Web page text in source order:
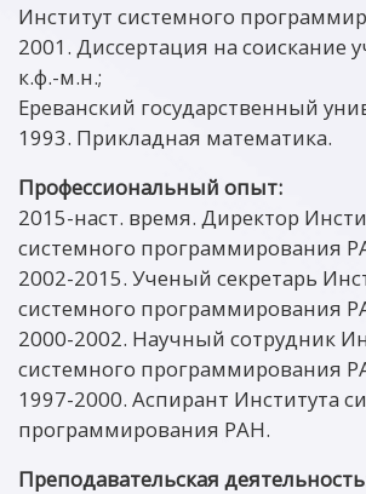
Институт системного
2001. Диссертация на соискание
к.ф.-м.н.;
Ереванский государственный
1993. Прикладная математика.
Профессиональный опыт:
2015-наст. время. Директор
системного программирования
2002-2015. Ученый секретарь
системного программирования
2000-2002. Научный сотрудник
системного программирования
1997-2000. Аспирант Института
программирования РАН.
Преподавательская